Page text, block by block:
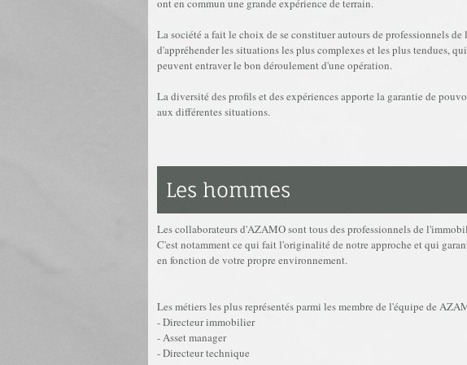
ont en commun une grande expérience de terrain.
La société a fait le choix de se constituer autours de professionnels
d'appréhender les situations les plus complexes et les plus tendues,
peuvent entraver le bon déroulement d'une opération.
La diversité des profils et des expériences apporte la garantie de
aux différentes situations.
Les hommes
Les collaborateurs d'AZAMO sont tous des professionnels de
C'est notamment ce qui fait l'originalité de notre approche et qui
en fonction de votre propre environnement.
Les métiers les plus représentés parmi les membre de l'équipe de
- Directeur immobilier
- Asset manager
- Directeur technique